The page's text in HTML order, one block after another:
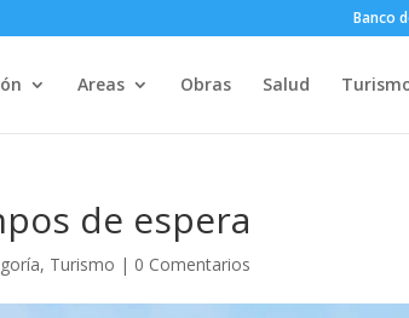
Banco
Areas Obras Salud
de espera
, Turismo | 0 Comentarios